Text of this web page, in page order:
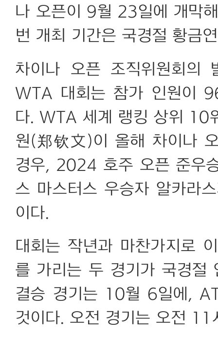
나 오픈이 9월 23일에 개막
번 개최 기간은 국경절 황금
차이나 오픈 조직위원회
WTA 대회는 참가 인원이
다. WTA 세계 랭킹 상위 10
원(郑钦文)이 올해 차이나
경우, 2024 호주 오픈 준우
스 마스터스 우승자 알카라
이다.
대회는 작년과 마찬가지로
를 가리는 두 경기가 국경절
결승 경기는 10월 6일에,
것이다. 오전 경기는 오전